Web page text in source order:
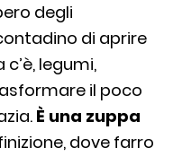
degli
di aprire
legumi,
il poco
È una zuppa
dove farro